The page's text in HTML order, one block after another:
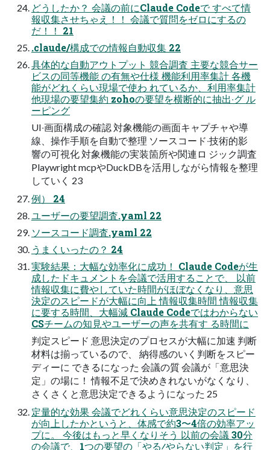
どうしたか？ 会議の前にClaude Codeで すべて情
報収集させちゃえ！！ 会議で質問をゼロにするの
だ！！ 21
.claude/構成での情報⾃動収集 22
具体的な⾃動アウトプット 競合調査 主要な競合サー
ビスの同等機能 の有無や仕様 機能利⽤率集計 各機
能がどれくらい現場で使わ れているか、利⽤率集計
他現場の要望集約 zohoの要望を横断的に抽出‧グ ル
ーピング
UI‧画⾯構成の確認 対象機能の画⾯キャプチャや導
線、操作⼿順を⾃動で整理 ソースコード‧技術的影
響の可視化 対象機能の実装箇所や関連ロ ジック調査
Playwright mcpやDuckDBを活⽤しながら情報を整理
していく 23
例） 24
ユーザーの要望調査.yaml 22
ソースコード調査.yaml 22
うまくいったの？ 24
実験結果：⼤幅な効率化に成功！ Claude Codeが⽣
成したドキュメントを会議で活⽤することで、 以前
情報収集に費やしていた時間がほぼなくなり、意思
決定のスピードが⼤幅に向上 情報収集時間 情報収集
に要する時間、⼤幅減 Claude Codeではわからない
CSチームの知⾒やユーザーの声を共有す る時間に
判定スピード 意思決定のプロセスが⼤幅に加速 判断
材料は揃っているので、 納得感のいく判断をスピー
ディーに できるになった 会議の質 会議が「意思決
定」の場に！ 情報不⾜で決めきれないがなくなり、
さくさくと意思決定できるようになった 25
定量的な効果 会議でどれくらい意思決定のスピード
が向上したかというと、体感で約3〜4倍の効率アッ
プに。 今後はもっと早くなりそう 以前の会議 30分
の会議で、1つの要望の「やる∕やらない判定」を⾏